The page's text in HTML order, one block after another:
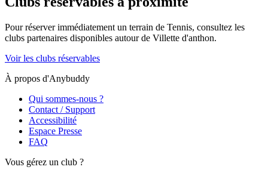
Pour réserver immédiatement un terrain de Tennis, consultez les
clubs partenaires disponibles autour de Villette d'anthon.
Voir les clubs réservables
À propos d'Anybuddy
Qui sommes-nous ?
Contact / Support
Accessibilité
Espace Presse
FAQ
Vous gérez un club ?